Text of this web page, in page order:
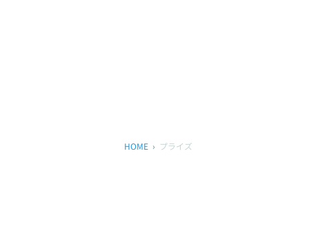
HOME プライズ